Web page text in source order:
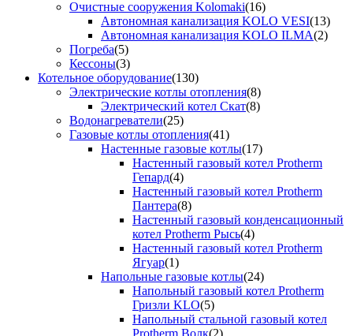
Очистные сооружения Kolomaki(16)
Автономная канализация KOLO VESI(13)
Автономная канализация KOLO ILMA(2)
Погреба(5)
Кессоны(3)
Котельное оборудование(130)
Электрические котлы отопления(8)
Электрический котел Скат(8)
Водонагреватели(25)
Газовые котлы отопления(41)
Настенные газовые котлы(17)
Настенный газовый котел Protherm
Гепард(4)
Настенный газовый котел Protherm
Пантера(8)
Настенный газовый конденсационный
котел Protherm Рысь(4)
Настенный газовый котел Protherm
Ягуар(1)
Напольные газовые котлы(24)
Напольный газовый котел Protherm
Гризли KLO(5)
Напольный стальной газовый котел
Protherm Волк(2)